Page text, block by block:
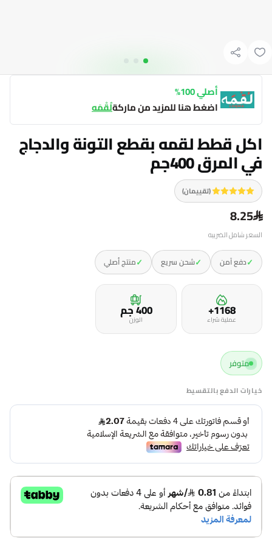
أصلي 100%
اضغط هنا للمزيد من ماركةلُقْمَه
اكل قطط لقمه بقطع التونة والدجاج
في المرق 400جم
(تقييمان)
8.25
السعر شامل الضريبه
✓دفع آمن ✓شحن سريع ✓منتج أصلي
1168+
عملية شراء 400 جمالوزن
متوفر
خيارات الدفع بالتقسيط